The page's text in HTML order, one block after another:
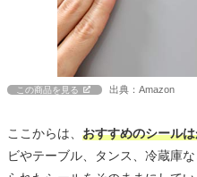
この商品を見る 出典：Amazon
ここからは、 おすすめのシール
ビやテーブル、タンス、冷蔵庫